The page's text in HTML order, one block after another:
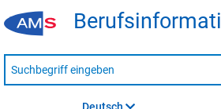
Suche
nach